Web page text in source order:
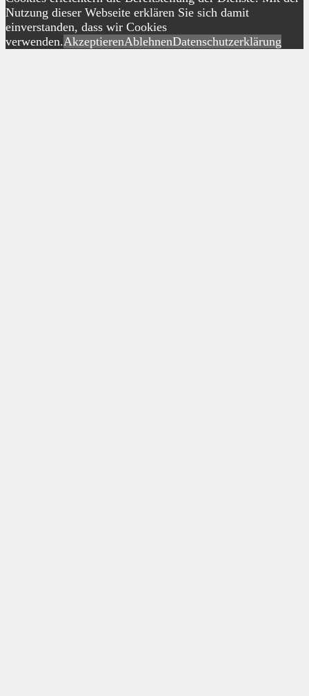
Nutzung dieser Webseite erklären Sie sich damit
einverstanden, dass wir Cookies
verwenden.AkzeptierenAblehnenDatenschutzerklärung